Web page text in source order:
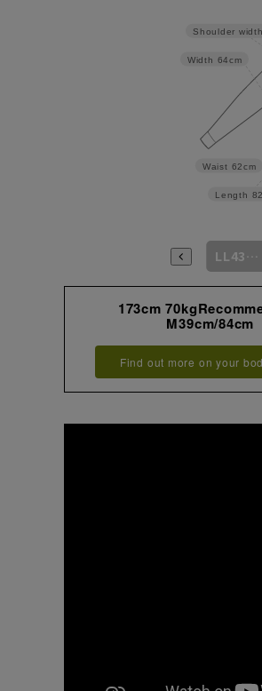
Length
Waist 62cm
Width 64cm
Shoulder width
LL43cm/82cm LL43cm/86cm
173cm
M39cm/84cm
Find out more on your